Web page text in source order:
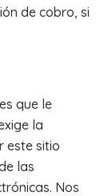
de cobro, si
que le
la
este sitio
las
Nos